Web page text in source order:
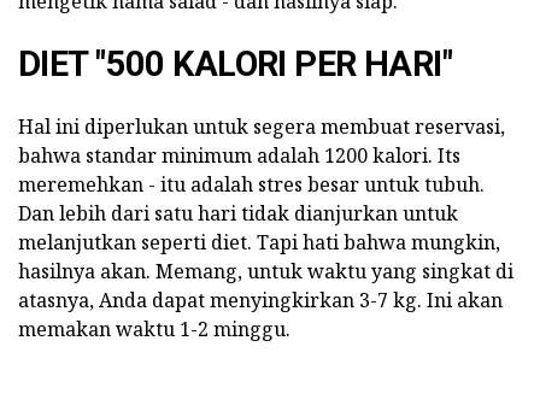
DIET "500 KALORI PER HARI"
Hal ini diperlukan untuk segera membuat reservasi,
bahwa standar minimum adalah 1200 kalori. Its
meremehkan - itu adalah stres besar untuk tubuh.
Dan lebih dari satu hari tidak dianjurkan untuk
melanjutkan seperti diet. Tapi hati bahwa mungkin,
hasilnya akan. Memang, untuk waktu yang singkat di
atasnya, Anda dapat menyingkirkan 3-7 kg. Ini akan
memakan waktu 1-2 minggu.